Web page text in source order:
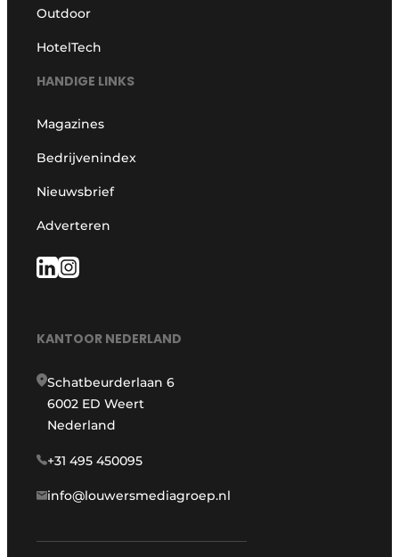
Outdoor
HotelTech
HANDIGE LINKS
Magazines
Bedrijvenindex
Nieuwsbrief
Adverteren
KANTOOR NEDERLAND
Schatbeurderlaan 6
6002 ED Weert
Nederland
+31 495 450095
info@louwersmediagroep.nl